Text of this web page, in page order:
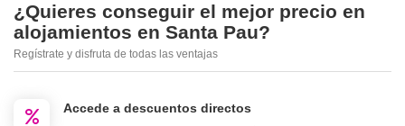
¿Quieres conseguir el mejor precio en
alojamientos en Santa Pau?
Regístrate y disfruta de todas las ventajas
Accede a descuentos directos